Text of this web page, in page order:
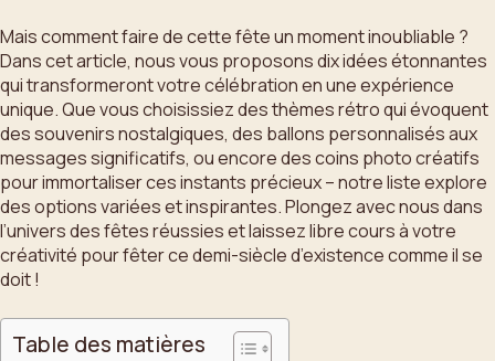
Mais comment faire de cette fête un moment inoubliable ?
Dans cet article, nous vous proposons dix idées étonnantes
qui transformeront votre célébration en une expérience
unique. Que vous choisissiez des thèmes rétro qui évoquent
des souvenirs nostalgiques, des ballons personnalisés aux
messages significatifs, ou encore des coins photo créatifs
pour immortaliser ces instants précieux – notre liste explore
des options variées et inspirantes. Plongez avec nous dans
l’univers des fêtes réussies et laissez libre cours à votre
créativité pour fêter ce demi-siècle d’existence comme il se
doit !
Table des matières